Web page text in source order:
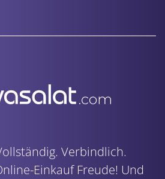
Verbindlich.
Einkauf Freude! Und